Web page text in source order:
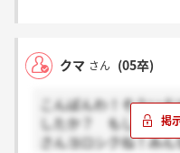
もう行ってきた人達
10日が楽しみだぁ・・
クマ さん (05卒)
こんばんわ！そうい
したか？ もし良かっ
さんヨロシクね！み